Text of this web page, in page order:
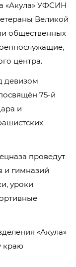
«Акула» УФСИН
Великой
общественных
центра.
девизом
75-й
и
проведут
и гимназий
уроки
«Акула»
краю